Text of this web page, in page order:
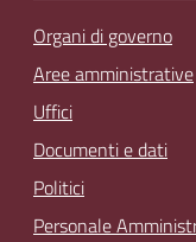
Organi di governo
Aree amministrative
Uffici
Documenti e dati
Politici
Personale